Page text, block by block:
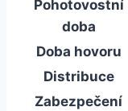
Pohotovostní
doba
Doba hovoru
Distribuce
Zabezpečení